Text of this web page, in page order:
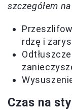
szczegółem
rdzę i
Czas na